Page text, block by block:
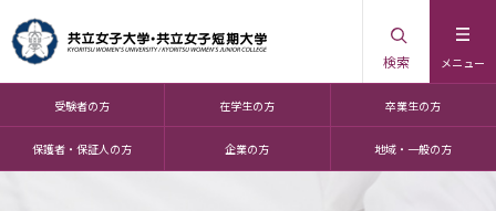
メニュー
検索
受験者の方 在学生の方 卒業生の方
保護者・保証人の方 企業の方 地域・一般の方